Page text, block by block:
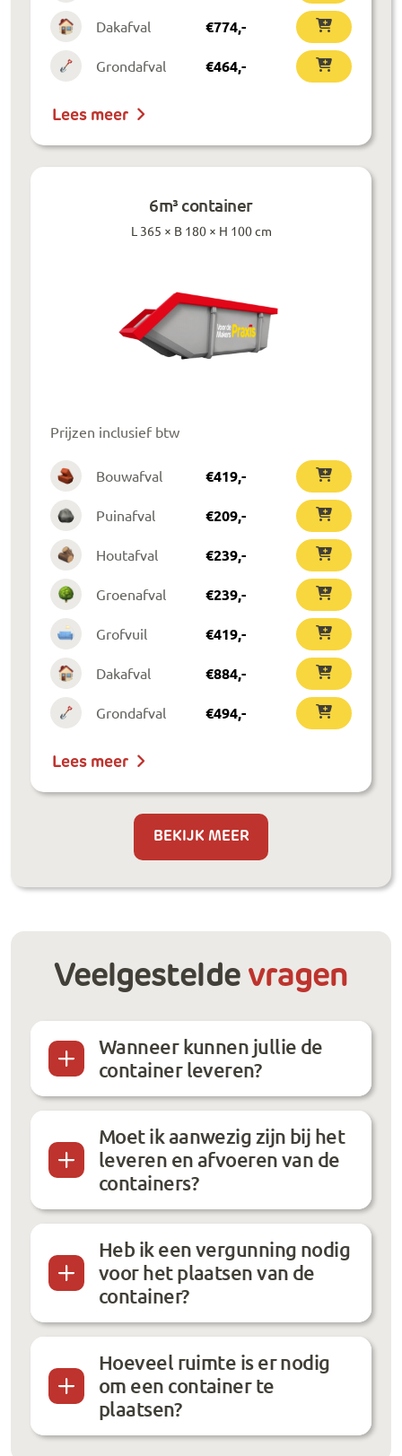
Dakafval €774,-
Grondafval €464,-
Lees meer
6m³ container
L 365 × B 180 × H 100 cm
Prijzen inclusief btw
Bouwafval €419,-
Puinafval €209,-
Houtafval €239,-
Groenafval €239,-
Grofvuil €419,-
Dakafval €884,-
Grondafval €494,-
Lees meer
BEKIJK MEER
Veelgestelde vragen
Wanneer kunnen jullie de
container leveren?
Moet ik aanwezig zijn bij het
leveren en afvoeren van de
containers?
Heb ik een vergunning nodig
voor het plaatsen van de
container?
Hoeveel ruimte is er nodig
om een container te
plaatsen?